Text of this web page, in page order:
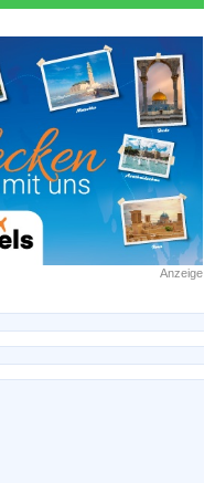
Anzeige